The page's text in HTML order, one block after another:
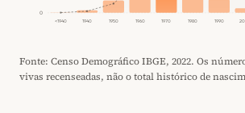
0
<1940 1940 1950 1960 1970 1980 1990
Fonte: Censo Demográfico IBGE, 2022. Os
vivas recenseadas, não o total histórico de